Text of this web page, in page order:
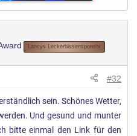
Lancys Leckerbissensponsor
#32
sein. Schönes Wetter,
Und gesund und munter
bitte einmal den Link für den